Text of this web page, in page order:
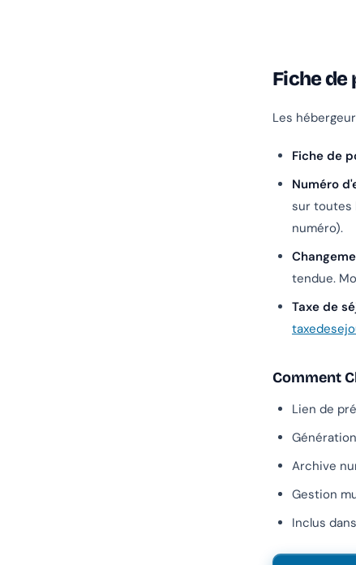
Fiche de
Les
Fiche de
Numéro
sur toutes
numéro).
tendue.
Taxe de
Comment
Lien de
Archive
Gestion
Inclus dans